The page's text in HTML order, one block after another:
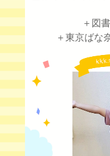
＋図
＋東京ばな